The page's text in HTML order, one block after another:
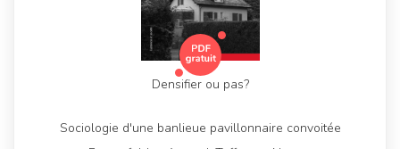
Densifier ou pas?
Sociologie d'une banlieue pavillonnaire convoitée